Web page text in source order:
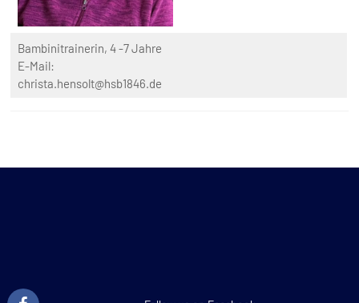
Bambinitrainerin, 4 -7 Jahre
E-Mail:
christa.hensolt@hsb1846.de